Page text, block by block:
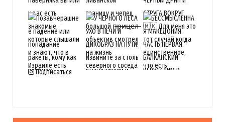
Подписаться